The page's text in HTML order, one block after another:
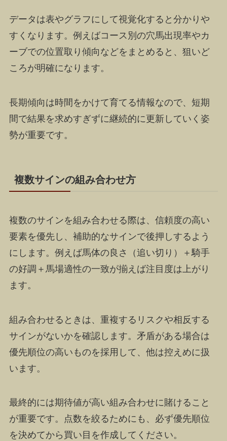
データは表やグラフにして視覚化すると分かりや
すくなります。例えばコース別の穴馬出現率やカ
ーブでの位置取り傾向などをまとめると、狙いど
ころが明確になります。
長期傾向は時間をかけて育てる情報なので、短期
間で結果を求めすぎずに継続的に更新していく姿
勢が重要です。
複数サインの組み合わせ方
複数のサインを組み合わせる際は、信頼度の高い
要素を優先し、補助的なサインで後押しするよう
にします。例えば馬体の良さ（追い切り）＋騎手
の好調＋馬場適性の一致が揃えば注目度は上がり
ます。
組み合わせるときは、重複するリスクや相反する
サインがないかを確認します。矛盾がある場合は
優先順位の高いものを採用して、他は控えめに扱
います。
最終的には期待値が高い組み合わせに賭けること
が重要です。点数を絞るためにも、必ず優先順位
を決めてから買い目を作成してください。